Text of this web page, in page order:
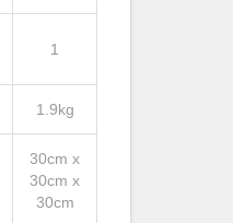
1
1.9kg
30cm x
30cm x
30cm